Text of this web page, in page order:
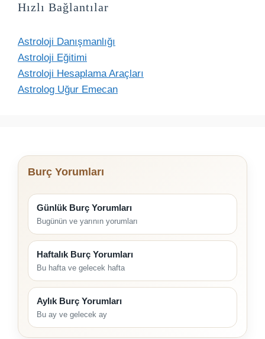
Hızlı Bağlantılar
Astroloji Danışmanlığı
Astroloji Eğitimi
Astroloji Hesaplama Araçları
Astrolog Uğur Emecan
Burç Yorumları
Günlük Burç Yorumları
Bugünün ve yarının yorumları
Haftalık Burç Yorumları
Bu hafta ve gelecek hafta
Aylık Burç Yorumları
Bu ay ve gelecek ay